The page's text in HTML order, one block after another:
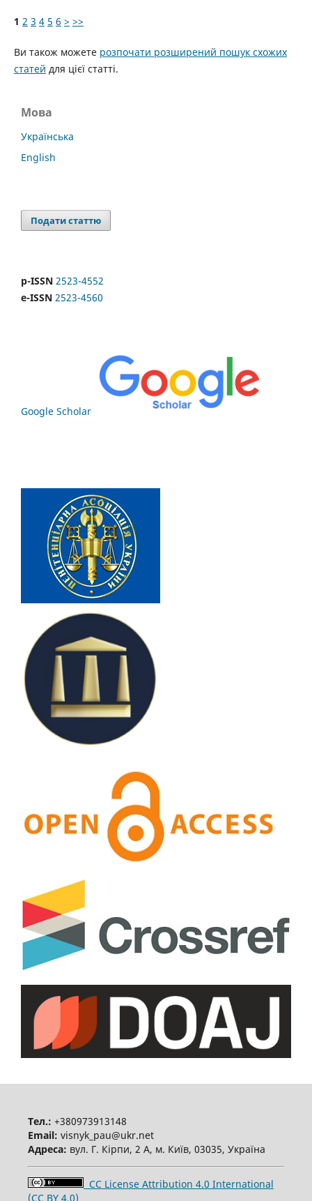
1 2 3 4 5 6 > >>
Ви також можете розпочати розширений пошук схожих
статей для цієї статті.
Мова
Українська
English
Подати статтю
p-ISSN 2523-4552
e-ISSN 2523-4560
Google Scholar
Тел.: +380973913148
Email: visnyk_pau@ukr.net
Адреса: вул. Г. Кірпи, 2 А, м. Київ, 03035, Україна
CC License Attribution 4.0 International
(CC BY 4.0)